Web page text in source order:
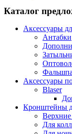
Каталог
Аксессуары
Антабки
Аксессуары
Blaser
Кронштейны
Для